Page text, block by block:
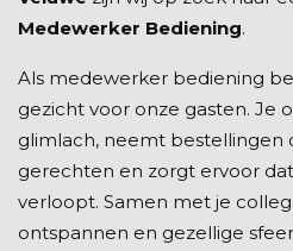
Medewerker Bediening.
Als medewerker bediening
gezicht voor onze gasten. Je
glimlach, neemt bestellingen
gerechten en zorgt ervoor
verloopt. Samen met je
ontspannen en gezellige